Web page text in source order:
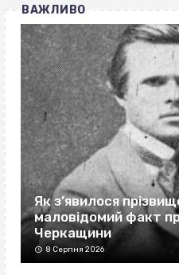
ВАЖЛИВО
Як з’явилося
маловідомий факт
Черкащини
8 Серпня 2026